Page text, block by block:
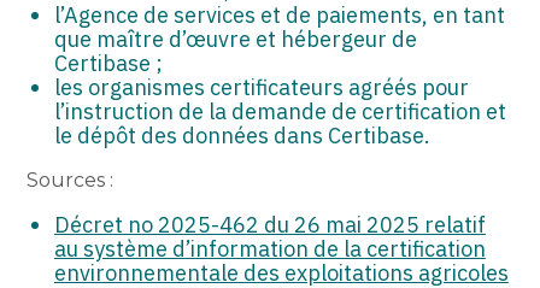
l’Agence de services et de paiements, en tant
que maître d’œuvre et hébergeur de
Certibase ;
les organismes certificateurs agréés pour
l’instruction de la demande de certification et
le dépôt des données dans Certibase.
Sources :
Décret no 2025-462 du 26 mai 2025 relatif
au système d’information de la certification
environnementale des exploitations agricoles